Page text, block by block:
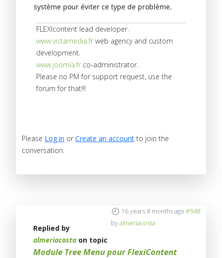
système pour éviter ce type de problème.
FLEXIcontent lead developer.
www.vistamedia.fr web agency and custom
development.
www.joomla.fr co-administrator.
Please no PM for support request, use the
forum for that!!!
Please Log in or Create an account to join the
conversation.
16 years 8 months ago #948
byalmeriacosta
Replied by
almeriacosta on topic
Module Tree Menu pour FlexiContent